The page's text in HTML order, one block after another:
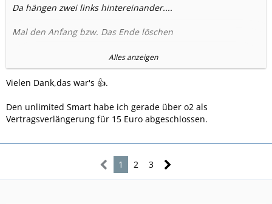
Da hängen zwei links hintereinander....
Mal den Anfang bzw. Das Ende löschen
https://www.ortelmobile.de/internet-fuer-zuhause.html
https://www.mobiflip.de/shortn…r-1499-euro-mtl-zu-haben/
Alles anzeigen
Vielen Dank,das war's 👍.
Den unlimited Smart habe ich gerade über o2 als
Vertragsverlängerung für 15 Euro abgeschlossen.
1 2 3